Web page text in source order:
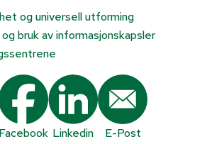
og universell utforming
bruk av informasjonskapsler
Facebook Linkedin E-Post